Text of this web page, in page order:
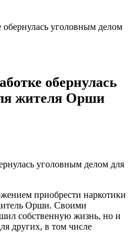
обернулась уголовным делом
обернулась
жителя Орши
приобрести наркотики
Орши. Своими
собственную жизнь, но и
других, в том числе